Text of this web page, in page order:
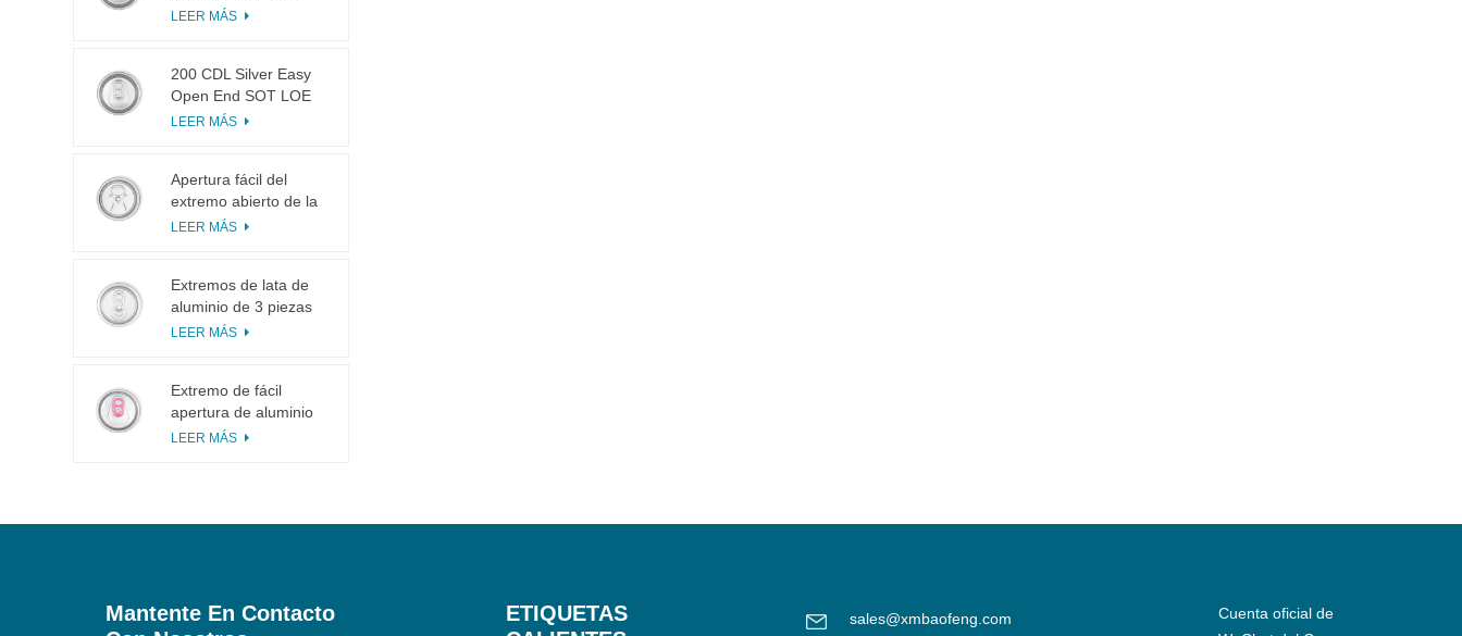
Plata Ligero EOE
LEER MÁS
200 CDL Silver Easy
Open End SOT LOE
Epoxi
LEER MÁS
Apertura fácil del
extremo abierto de la
lengüeta del tirón del
LEER MÁS
Extremos de lata de
aluminio de 3 piezas
200 SOT para
LEER MÁS
Extremo de fácil
apertura de aluminio
inciso con pestaña
LEER MÁS
Mantente En Contacto
ETIQUETAS
sales@xmbaofeng.com
Cuenta oficial de